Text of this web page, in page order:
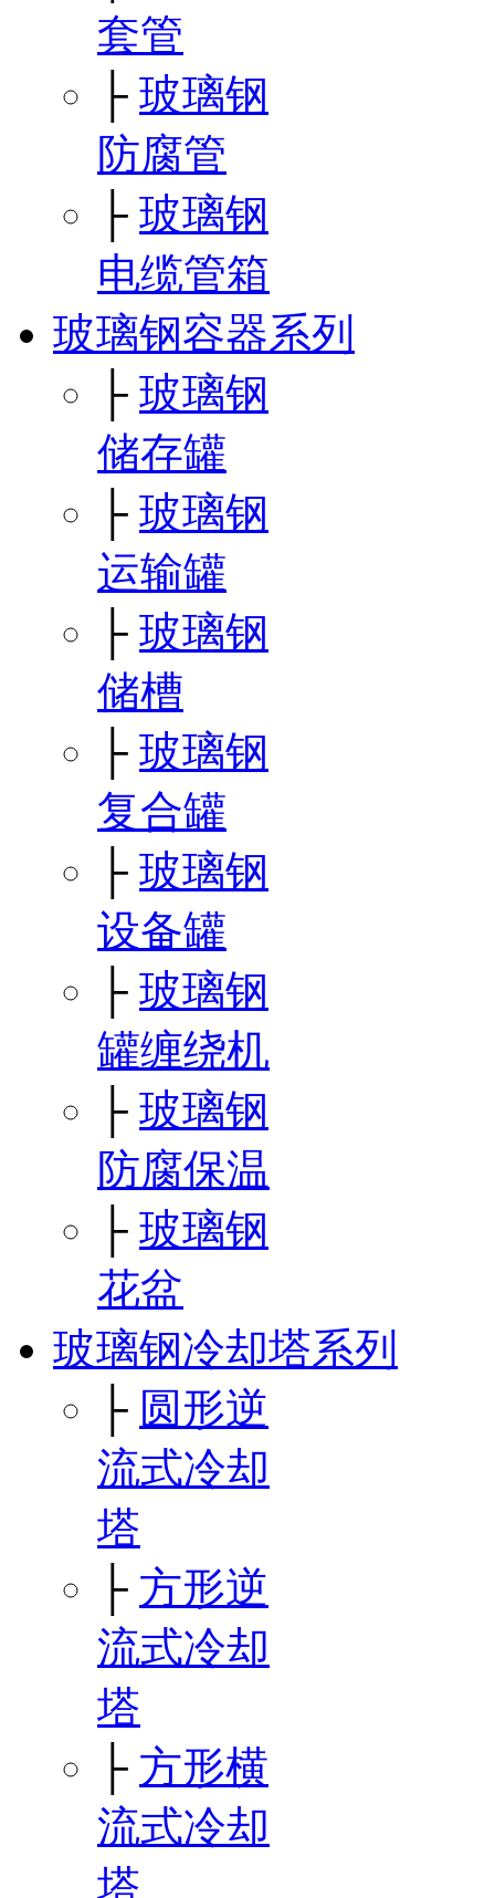
套管
├ 玻璃钢
防腐管
├ 玻璃钢
电缆管箱
玻璃钢容器系列
├ 玻璃钢
储存罐
├ 玻璃钢
运输罐
├ 玻璃钢
储槽
├ 玻璃钢
复合罐
├ 玻璃钢
设备罐
├ 玻璃钢
罐缠绕机
├ 玻璃钢
防腐保温
├ 玻璃钢
花盆
玻璃钢冷却塔系列
├ 圆形逆
流式冷却
塔
├ 方形逆
流式冷却
塔
├ 方形横
流式冷却
塔